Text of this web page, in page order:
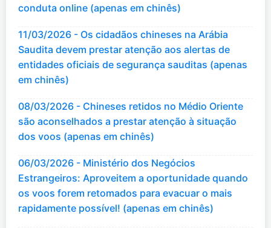
conduta online (apenas em chinês)
11/03/2026 - Os cidadãos chineses na Arábia
Saudita devem prestar atenção aos alertas de
entidades oficiais de segurança sauditas (apenas
em chinês)
08/03/2026 - Chineses retidos no Médio Oriente
são aconselhados a prestar atenção à situação
dos voos (apenas em chinês)
06/03/2026 - Ministério dos Negócios
Estrangeiros: Aproveitem a oportunidade quando
os voos forem retomados para evacuar o mais
rapidamente possível! (apenas em chinês)